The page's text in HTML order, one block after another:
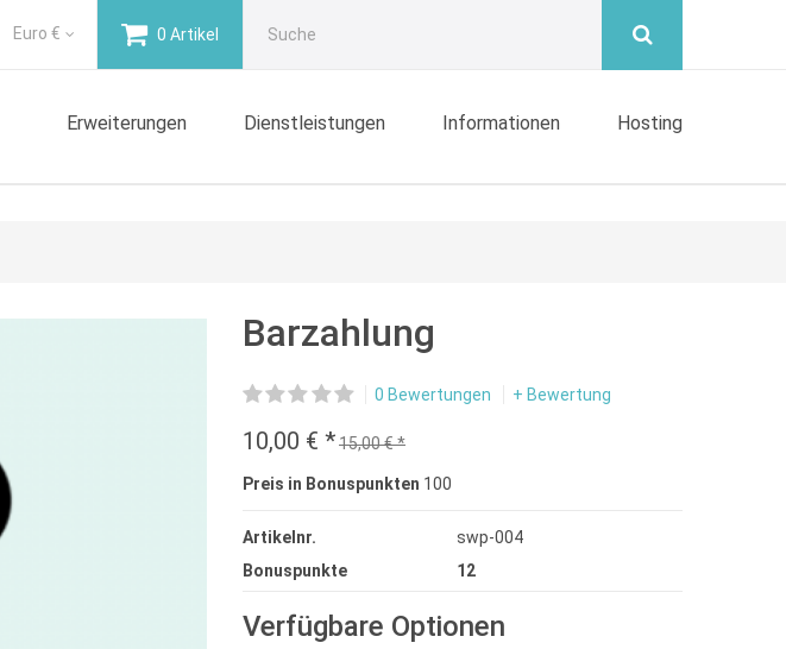
Euro € 0 Artikel
Erweiterungen Dienstleistungen Informationen Hosting
Barzahlung
0 Bewertungen + Bewertung
10,00 € *15,00 € *
Preis in Bonuspunkten 100
Artikelnr.
swp-004
Bonuspunkte
12
Verfügbare Optionen